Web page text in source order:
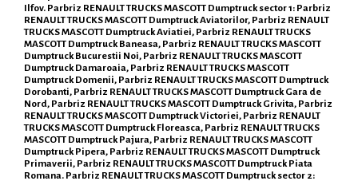
Ilfov. Parbriz RENAULT TRUCKS MASCOTT Dumptruck sector 1: Parbriz
RENAULT TRUCKS MASCOTT Dumptruck Aviatorilor, Parbriz RENAULT
TRUCKS MASCOTT Dumptruck Aviatiei, Parbriz RENAULT TRUCKS
MASCOTT Dumptruck Baneasa, Parbriz RENAULT TRUCKS MASCOTT
Dumptruck Bucurestii Noi, Parbriz RENAULT TRUCKS MASCOTT
Dumptruck Damaroaia, Parbriz RENAULT TRUCKS MASCOTT
Dumptruck Domenii, Parbriz RENAULT TRUCKS MASCOTT Dumptruck
Dorobanti, Parbriz RENAULT TRUCKS MASCOTT Dumptruck Gara de
Nord, Parbriz RENAULT TRUCKS MASCOTT Dumptruck Grivita, Parbriz
RENAULT TRUCKS MASCOTT Dumptruck Victoriei, Parbriz RENAULT
TRUCKS MASCOTT Dumptruck Floreasca, Parbriz RENAULT TRUCKS
MASCOTT Dumptruck Pajura, Parbriz RENAULT TRUCKS MASCOTT
Dumptruck Pipera, Parbriz RENAULT TRUCKS MASCOTT Dumptruck
Primaverii, Parbriz RENAULT TRUCKS MASCOTT Dumptruck Piata
Romana. Parbriz RENAULT TRUCKS MASCOTT Dumptruck sector 2: